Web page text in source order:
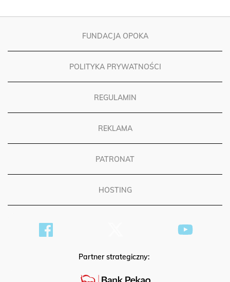
FUNDACJA OPOKA
POLITYKA PRYWATNOŚCI
REGULAMIN
REKLAMA
PATRONAT
HOSTING
Partner strategiczny: